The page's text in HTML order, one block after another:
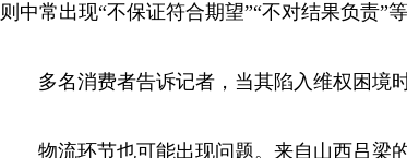
则中常出现“不保证符合期望”“不对结果负责”等
多名消费者告诉记者，当其陷入维权困境时
物流环节也可能出现问题。来自山西吕梁的